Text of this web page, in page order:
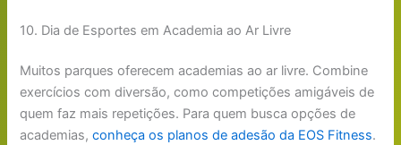
10. Dia de Esportes em Academia ao Ar Livre
Muitos parques oferecem academias ao ar livre. Combine
exercícios com diversão, como competições amigáveis de
quem faz mais repetições. Para quem busca opções de
academias,conheça os planos de adesão da EOS Fitness.